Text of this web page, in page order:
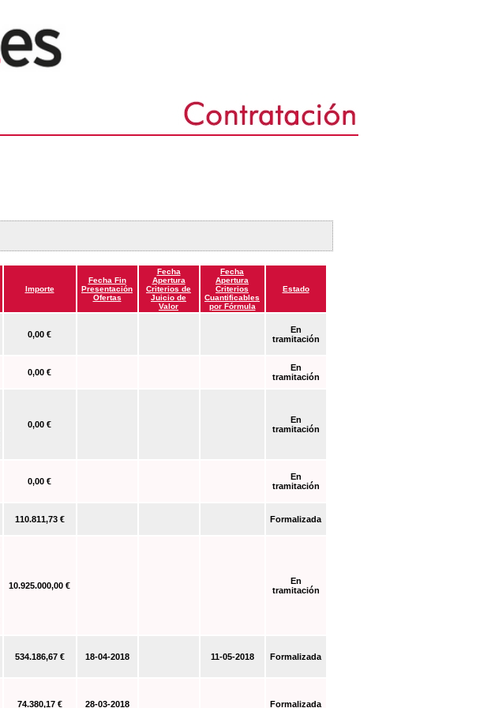
Importe
Fecha Fin
Presentación
Ofertas
Fecha
Apertura
Criterios de
Juicio de
Valor
Fecha
Apertura
Criterios
Cuantificables
por Fórmula
Estado
0,00 €
En
tramitación
0,00 €
En
tramitación
0,00 €
En
tramitación
0,00 €
En
tramitación
110.811,73 € Formalizada
10.925.000,00 €
En
tramitación
534.186,67 € 18-04-2018 11-05-2018 Formalizada
74.380,17 € 28-03-2018 Formalizada